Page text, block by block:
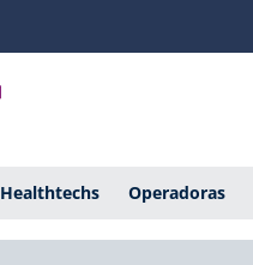
Healthtechs Operadoras